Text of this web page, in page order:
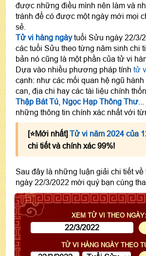
được những điều mình nên làm và
tránh để có được một ngày mới mọi
sẻ.
Tử vi hàng ngàytuổi Sửu ngày 22/3/
các tuổi Sửu theo từng năm sinh chi
bản nó cũng là một phần của tử vi
Dựa vào nhiều phương pháp tính tử
cạnh: như các mối quan hệ ngũ hành
can, địa chi hay các tài liệu chính
Thập Bát Tú Ngọc Hạp Thông Thư
những thông tin chính xác nhất với
[⭐️Mới nhất] Tử vi năm 2024 của
chi tiết và chính xác 99%!
Sau đây là những luận giải chi tiết
ngày 22/3/2022 mời quý bạn cùng
XEM TỬ VI THEO NGÀY:
TỬ VI HÀNG NGÀY THEO